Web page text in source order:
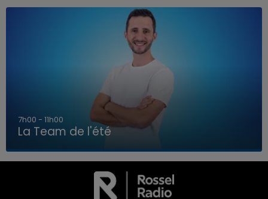
LA TEAM DE L'ÉTÉ
7h00 - 11h00
La Team de l'été